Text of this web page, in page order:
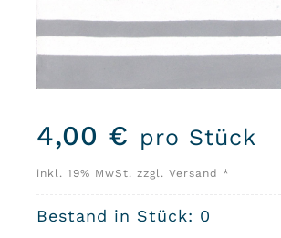
4,00 € pro Stück
inkl. 19% MwSt. zzgl. Versand *
Bestand in Stück: 0